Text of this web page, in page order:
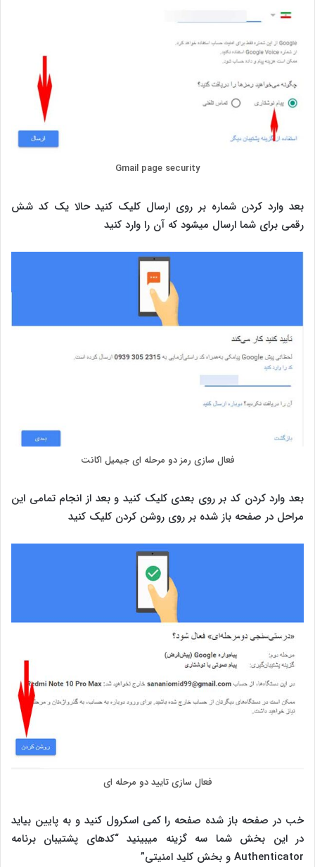
Gmail page security
بعد وارد کردن شماره بر روی ارسال کلیک کنید حالا یک کد شش
رقمی برای شما ارسال میشود که آن را وارد کنید
فعال سازی رمز دو مرحله ای جیمیل اکانت
بعد وارد کردن کد بر روی بعدی کلیک کنید و بعد از انجام تمامی این
مراحل در صفحه باز شده بر روی روشن کردن کلیک کنید
فعال سازی تایید دو مرحله ای
خب در صفحه باز شده صفحه را کمی اسکرول کنید و به پایین بیاید
در این بخش شما سه گزینه میبینید “کدهای پشتیبان برنامه
Authenticator‏ و بخش کلید امنیتی”